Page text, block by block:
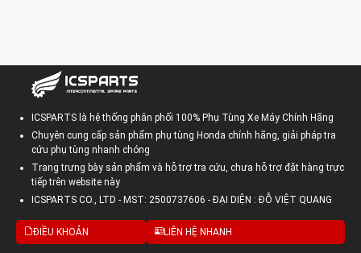
ICSPARTS là hệ thống phân phối 100% Phụ Tùng Xe Máy Chính Hãng
Chuyên cung cấp sản phẩm phụ tùng Honda chính hãng, giải pháp tra
cứu phụ tùng nhanh chóng
Trang trưng bày sản phẩm và hỗ trợ tra cứu, chưa hỗ trợ đặt hàng trực
tiếp trên website này
ICSPARTS CO., LTD - MST: 2500737606 - ĐẠI DIỆN : ĐỖ VIỆT QUANG
ĐIỀU KHOẢN LIÊN HỆ NHANH